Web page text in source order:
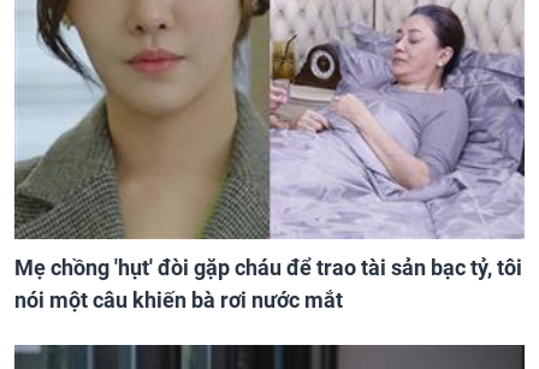
Mẹ chồng 'hụt' đòi gặp cháu để trao tài sản bạc tỷ, tôi
nói một câu khiến bà rơi nước mắt